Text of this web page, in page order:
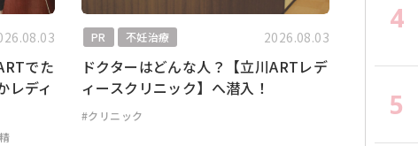
でた
レディ
PR 不妊治療 2026.08.03
ドクターはどんな人？【立川ARTレデ
ィースクリニック】へ潜入！
#クリニック
4
5